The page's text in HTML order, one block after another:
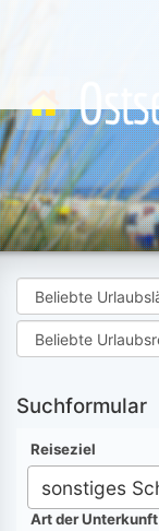
Suchformular
Reiseziel
Art der Unterkunft